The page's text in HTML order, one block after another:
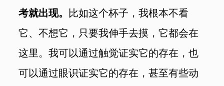
考就出现。 比如这个杯子，我根本不看
它、不想它，只要我伸手去摸，它都会在
这里。我可以通过触觉证实它的存在，也
可以通过眼识证实它的存在，甚至有些动